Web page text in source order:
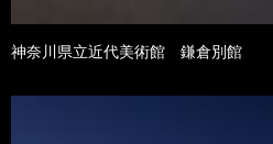
神奈川県立近代美術館 鎌倉別館